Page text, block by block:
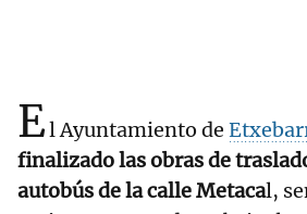
El Ayuntamiento de
finalizado las obras de
autobús de la calle Metacal,